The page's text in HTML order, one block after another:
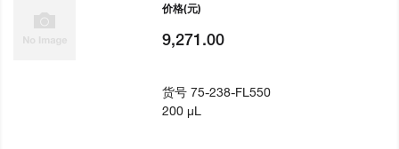
价格(元)
9,271.00
货号75-238-FL550
200 µL